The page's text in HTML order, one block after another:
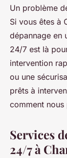
24/7
Louise•27
Un problème
Si vous êtes à
dépannage en
24/7 est là
intervention
ou une
prêts à
comment
Services
24/7 à